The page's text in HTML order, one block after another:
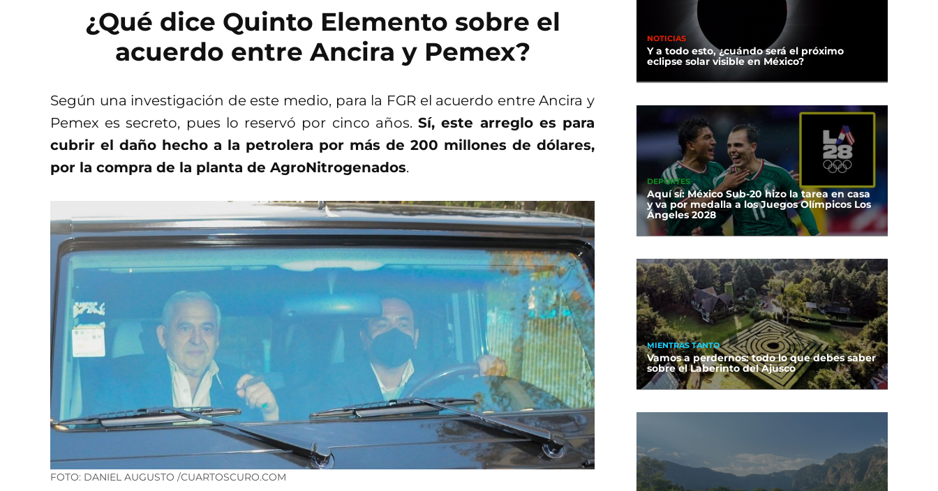
¿Qué dice Quinto Elemento sobre el
acuerdo entre Ancira y Pemex?
Según una investigación de este medio, para la FGR el acuerdo entre Ancira y
Pemex es secreto, pues lo reservó por cinco años.Sí, este arreglo es para
cubrir el daño hecho a la petrolera por más de 200 millones de dólares,
por la compra de la planta de AgroNitrogenados.
FOTO: DANIEL AUGUSTO /CUARTOSCURO.COM
NOTICIAS
Y a todo esto, ¿cuándo será el próximo
eclipse solar visible en México?
DEPORTES
Aquí sí: México Sub-20 hizo la tarea en casa
y va por medalla a los Juegos Olímpicos Los
Ángeles 2028
MIENTRAS TANTO
Vamos a perdernos: todo lo que debes saber
sobre el Laberinto del Ajusco